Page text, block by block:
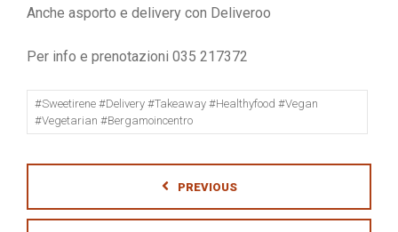
Anche asporto e delivery con Deliveroo
Per info e prenotazioni 035 217372
#sweetirene #delivery #takeaway #healthyfood #vegan
#vegetarian #bergamoincentro
PREVIOUS